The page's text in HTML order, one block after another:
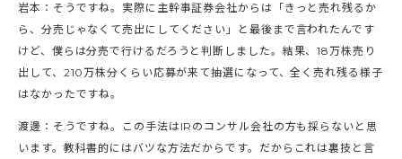
岩本：そうですね。実際に主幹事証券会社からは「きっと売れ残るか
ら、分売じゃなくて売出にしてください」と最後まで言われたんです
けど、僕らは分売で行けるだろうと判断しました。結果、18万株売り
出して、210万株分くらい応募が来て抽選になって、全く売れ残る様子
はなかったですね。
渡邊：そうですね。この手法はIRのコンサル会社の方も採らないと思
います。教科書的にはバツな方法だからです。だからこれは裏技と言